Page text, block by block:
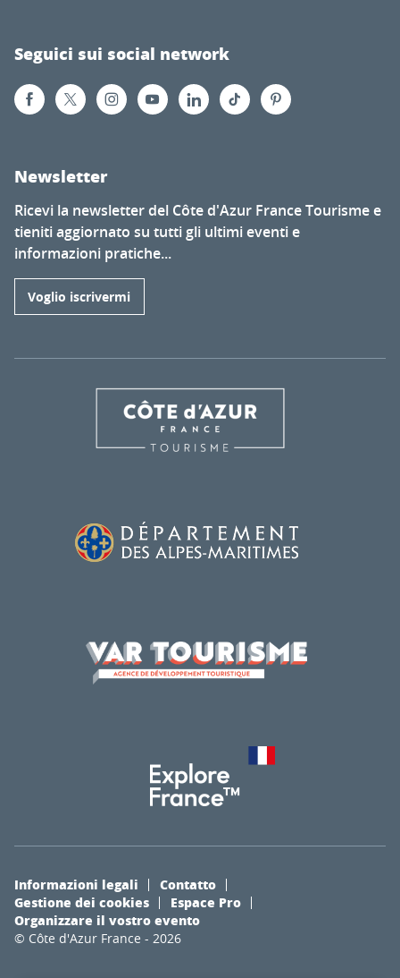
Seguici sui social network
Newsletter
Ricevi la newsletter del Côte d'Azur France Tourisme e
tieniti aggiornato su tutti gli ultimi eventi e
informazioni pratiche...
Voglio iscrivermi
© Côte d'Azur France - 2026
Informazioni legali
Contatto
Gestione dei cookies
Espace Pro
Organizzare il vostro evento